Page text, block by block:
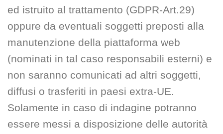
ed istruito al trattamento (GDPR-Art.29)
oppure da eventuali soggetti preposti alla
manutenzione della piattaforma web
(nominati in tal caso responsabili esterni) e
non saranno comunicati ad altri soggetti,
diffusi o trasferiti in paesi extra-UE.
Solamente in caso di indagine potranno
essere messi a disposizione delle autorità